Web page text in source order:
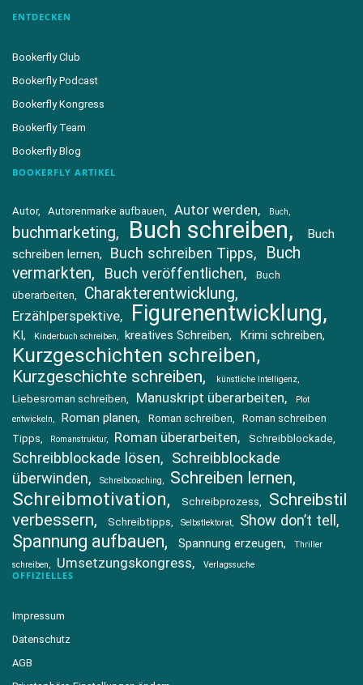
ENTDECKEN
Bookerfly Club
Bookerfly Podcast
Bookerfly Kongress
Bookerfly Team
Bookerfly Blog
BOOKERFLY ARTIKEL
Autor Autorenmarke aufbauen Autor werden Buch
buchmarketing Buch schreiben
Buch
schreiben lernen
Buch schreiben Tipps
Buch
vermarkten
Buch veröffentlichen
Buch
überarbeiten
Charakterentwicklung
Erzählperspektive Figurenentwicklung
KI Kinderbuch schreiben kreatives Schreiben Krimi schreiben
Kurzgeschichten schreiben
Kurzgeschichte schreiben künstliche Intelligenz
Liebesroman schreiben Manuskript überarbeiten
Plot
entwickeln
Roman planen Roman schreiben
Roman schreiben
Tipps
Romanstruktur Roman überarbeiten Schreibblockade
Schreibblockade lösen
Schreibblockade
überwinden
Schreibcoaching Schreiben lernen
Schreibmotivation Schreibprozess
Schreibstil
verbessern
Schreibtipps Selbstlektorat Show don’t tell
Spannung aufbauen Spannung erzeugen
Thriller
schreiben
Umsetzungskongress Verlagssuche
OFFIZIELLES
Impressum
Datenschutz
AGB